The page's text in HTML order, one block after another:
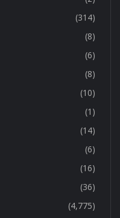
(314)
(8)
(6)
(8)
(10)
(1)
(14)
(6)
(16)
(36)
(4,775)